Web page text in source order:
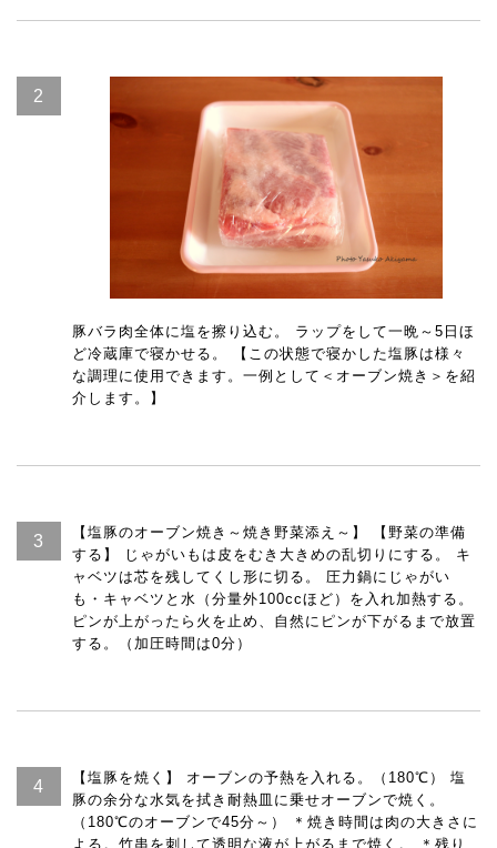
豚バラ肉全体に塩を擦り込む。 ラップをして一晩～5日ほ
ど冷蔵庫で寝かせる。 【この状態で寝かした塩豚は様々
な調理に使用できます。一例として＜オーブン焼き＞を紹
介します。】
【塩豚のオーブン焼き～焼き野菜添え～】 【野菜の準備
する】 じゃがいもは皮をむき大きめの乱切りにする。 キ
ャベツは芯を残してくし形に切る。 圧力鍋にじゃがい
も・キャベツと水（分量外100ccほど）を入れ加熱する。
ピンが上がったら火を止め、自然にピンが下がるまで放置
する。（加圧時間は0分）
【塩豚を焼く】 オーブンの予熱を入れる。（180℃） 塩
豚の余分な水気を拭き耐熱皿に乗せオーブンで焼く。
（180℃のオーブンで45分～） ＊焼き時間は肉の大きさに
よる。竹串を刺して透明な液が上がるまで焼く。 ＊残り